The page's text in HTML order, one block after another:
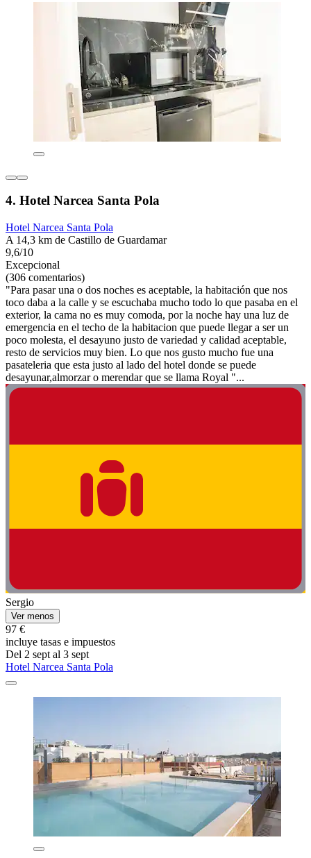
4. Hotel Narcea Santa Pola
Hotel Narcea Santa Pola
A 14,3 km de Castillo de Guardamar
9,6/10
Excepcional
(306 comentarios)
"Para pasar una o dos noches es aceptable, la habitación que nos
toco daba a la calle y se escuchaba mucho todo lo que pasaba en el
exterior, la cama no es muy comoda, por la noche hay una luz de
emergencia en el techo de la habitacion que puede llegar a ser un
poco molesta, el desayuno justo de variedad y calidad aceptable,
resto de servicios muy bien. Lo que nos gusto mucho fue una
pasateleria que esta justo al lado del hotel donde se puede
desayunar,almorzar o merendar que se llama Royal "...
Sergio
Ver menos
97 €
incluye tasas e impuestos
Del 2 sept al 3 sept
Hotel Narcea Santa Pola